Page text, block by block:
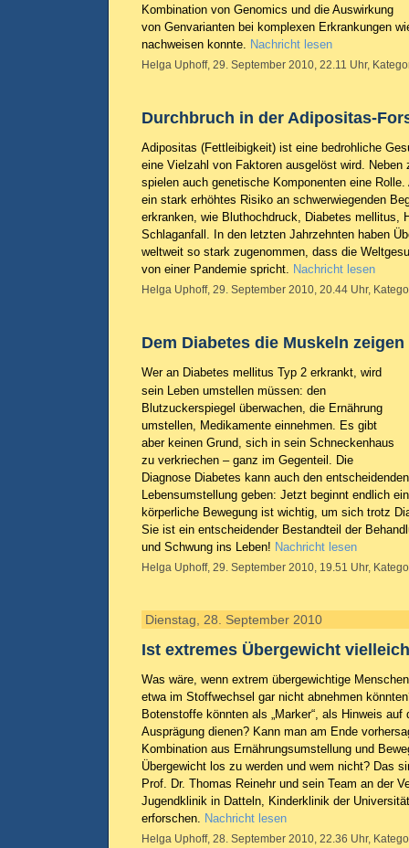
Kombination von Genomics und die Auswirkung
von Genvarianten bei komplexen Erkrankungen
nachweisen konnte. Nachricht lesen
Helga Uphoff, 29. September 2010, 22.11 Uhr,
Durchbruch in der Adipositas-
Adipositas (Fettleibigkeit) ist eine bedrohliche
eine Vielzahl von Faktoren ausgelöst wird. Neben
spielen auch genetische Komponenten eine
ein stark erhöhtes Risiko an schwerwiegenden
erkranken, wie Bluthochdruck, Diabetes mellitus,
Schlaganfall. In den letzten Jahrzehnten haben
weltweit so stark zugenommen, dass die
von einer Pandemie spricht. Nachricht lesen
Helga Uphoff, 29. September 2010, 20.44 Uhr,
Dem Diabetes die Muskeln zeigen
Wer an Diabetes mellitus Typ 2 erkrankt, wird
sein Leben umstellen müssen: den
Blutzuckerspiegel überwachen, die Ernährung
umstellen, Medikamente einnehmen. Es gibt
aber keinen Grund, sich in sein Schneckenhaus
zu verkriechen – ganz im Gegenteil. Die
Diagnose Diabetes kann auch den
Lebensumstellung geben: Jetzt beginnt endlich
körperliche Bewegung ist wichtig, um sich trotz
Sie ist ein entscheidender Bestandteil der
und Schwung ins Leben! Nachricht lesen
Helga Uphoff, 29. September 2010, 19.51 Uhr,
Dienstag, 28. September 2010
Ist extremes Übergewicht
Was wäre, wenn extrem übergewichtige
etwa im Stoffwechsel gar nicht abnehmen
Botenstoffe könnten als „Marker“, als Hinweis auf
Ausprägung dienen? Kann man am Ende
Kombination aus Ernährungsumstellung und
Übergewicht los zu werden und wem nicht? Das
Prof. Dr. Thomas Reinehr und sein Team an der
Jugendklinik in Datteln, Kinderklinik der
erforschen. Nachricht lesen
Helga Uphoff, 28. September 2010, 22.36 Uhr,